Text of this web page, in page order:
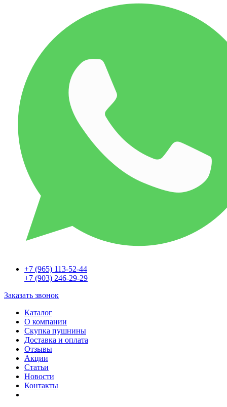
+7 (965) 113-52-44
+7 (903) 246-29-29
Заказать звонок
Каталог
О компании
Скупка пушнины
Доставка и оплата
Отзывы
Акции
Статьи
Новости
Контакты